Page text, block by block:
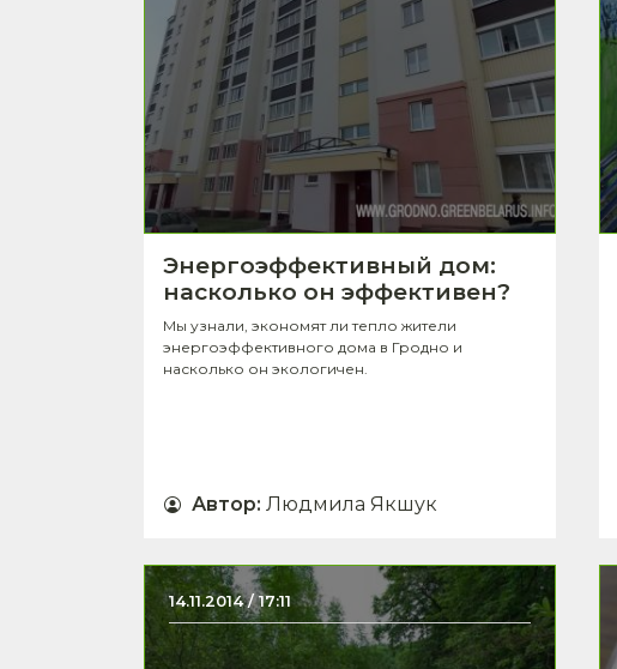
Энергоэффективный дом:
насколько он эффективен?
Мы узнали, экономят ли тепло жители
энергоэффективного дома в Гродно и
насколько он экологичен.
Автор: Людмила Якшук
14.11.2014 / 17:11